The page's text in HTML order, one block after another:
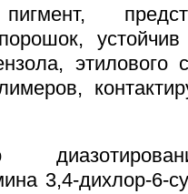
этилового
3,4-дихлор-6-